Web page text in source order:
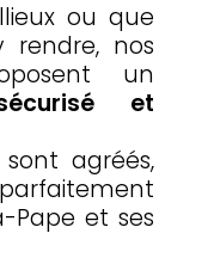
ou que
rendre, nos
un
et
agréés,
Pape et ses